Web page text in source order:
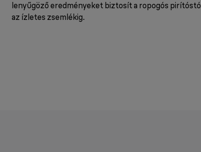
lenyűgöző eredményeket biztosít a ropogós pirítóstól
az ízletes zsemlékig.